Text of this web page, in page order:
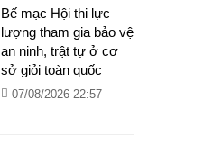
Bế mạc Hội thi lực
lượng tham gia bảo vệ
an ninh, trật tự ở cơ
sở giỏi toàn quốc
07/08/2026 22:57